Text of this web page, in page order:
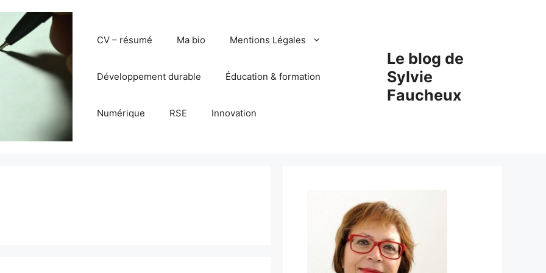
Le blog de
Sylvie
Faucheux
CV – résumé Ma bio Mentions Légales
Développement durable Éducation & formation
Numérique RSE Innovation